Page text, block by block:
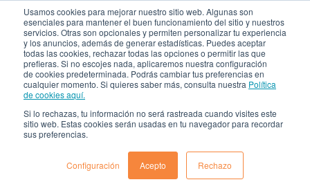
Usamos cookies para mejorar nuestro sitio web. Algunas son
esenciales para mantener el buen funcionamiento del sitio y nuestros
servicios. Otras son opcionales y permiten personalizar tu experiencia
y los anuncios, además de generar estadísticas. Puedes aceptar
todas las cookies, rechazar todas las opciones o permitir las que
prefieras. Si no escojes nada, aplicaremos nuestra configuración
de cookies predeterminada. Podrás cambiar tus preferencias en
cualquier momento. Si quieres saber más, consulta nuestra Política
de cookies aquí.
Si lo rechazas, tu información no será rastreada cuando visites este
sitio web. Estas cookies serán usadas en tu navegador para recordar
sus preferencias.
Configuración Acepto Rechazo
¿Qué es el renting?
Blog
Todo sobre Renting Colombia
Blog de Localiza
Blog de Usados
Contacto
Renting Colombia
Localiza
Usados
¿Quiénes somos?
Preguntas frecuentes